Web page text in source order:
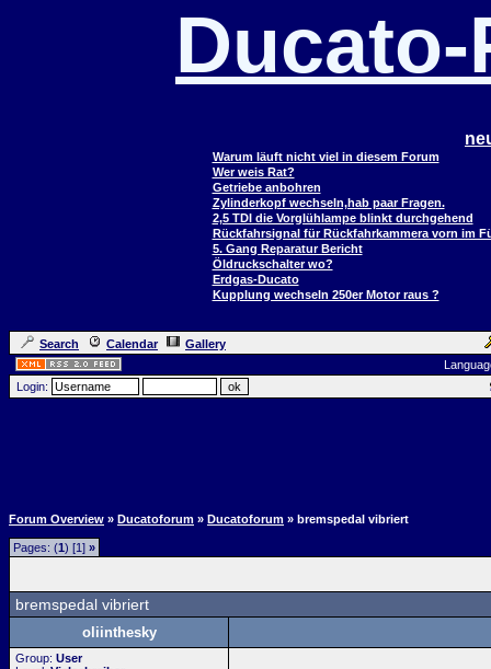
Warum läuft nicht viel in diesem Forum
Wer weis Rat?
Getriebe anbohren
Zylinderkopf wechseln,hab paar Fragen.
2,5 TDI die Vorglühlampe blinkt durchgehend
Rückfahrsignal für Rückfahrkammera vorn im
5. Gang Reparatur Bericht
Öldruckschalter wo?
Erdgas-Ducato
Kupplung wechseln 250er Motor raus ?
Search Calendar
Gallery
Login:
Forum Overview » Ducatoforum » Ducatoforum » bremspedal vibriert
Pages: (1) [1] »
bremspedal vibriert
oliinthesky
Group: User